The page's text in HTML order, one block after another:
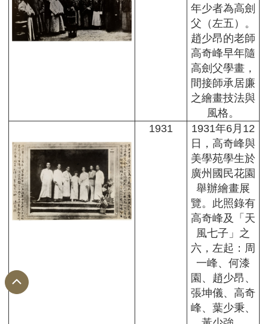
年少者為高劍
父（左五）。
趙少昂的老師
高奇峰早年隨
高劍父學畫，
間接師承居廉
之繪畫技法與
風格。
1931
1931年6月12
日，高奇峰與
美學苑學生於
廣州國民花園
舉辦繪畫展
覽。此照錄有
高奇峰及「天
風七子」之
六，左起：周
一峰、何漆
園、趙少昂、
張坤儀、高奇
峰、葉少秉、